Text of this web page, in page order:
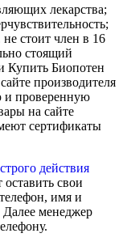
лекарства;
стоит член в 16
стоящий
Купить Биопотен
производителя
и проверенную
на сайте
сертификаты
свои
имя и
менеджер